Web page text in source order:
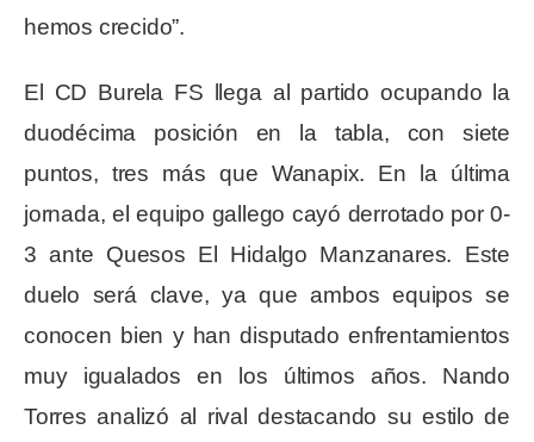
hemos crecido”.
El CD Burela FS llega al partido ocupando la
duodécima posición en la tabla, con siete
puntos, tres más que Wanapix. En la última
jornada, el equipo gallego cayó derrotado por 0-
3 ante Quesos El Hidalgo Manzanares. Este
duelo será clave, ya que ambos equipos se
conocen bien y han disputado enfrentamientos
muy igualados en los últimos años. Nando
Torres analizó al rival destacando su estilo de